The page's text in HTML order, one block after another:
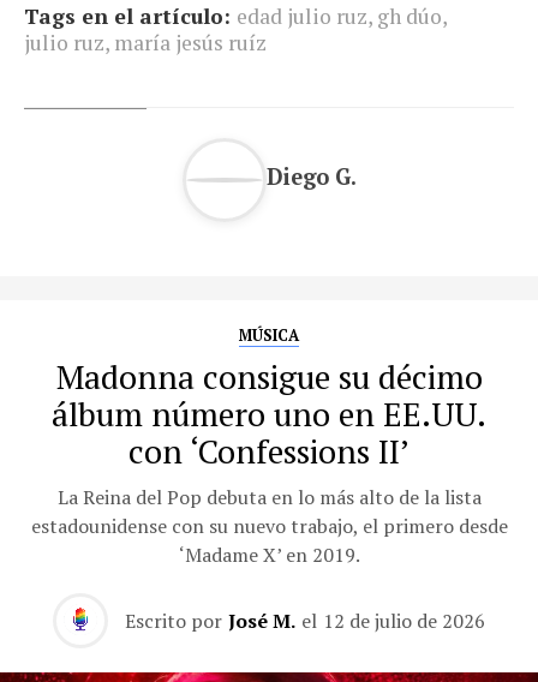
Tags en el artículo: edad julio ruz, gh dúo,
julio ruz, maría jesús ruíz
Diego G.
MÚSICA
Madonna consigue su décimo
álbum número uno en EE.UU.
con ‘Confessions II’
La Reina del Pop debuta en lo más alto de la lista
estadounidense con su nuevo trabajo, el primero desde
‘Madame X’ en 2019.
Escrito por José M. el 12 de julio de 2026